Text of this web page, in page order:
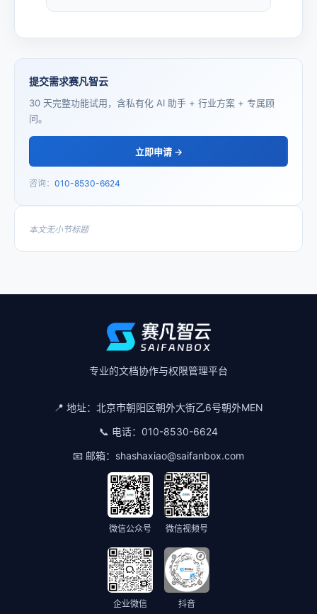
提交需求赛凡智云
30 天完整功能试用，含私有化 AI 助手 + 行业方案 + 专属顾
问。
立即申请 →
咨询： 010-8530-6624
本文无小节标题
专业的文档协作与权限管理平台
📍 地址： 北京市朝阳区朝外大街乙6号朝外MEN
📞 电话： 010-8530-6624
📧 邮箱： shashaxiao@saifanbox.com
微信公众号 微信视频号
企业微信 抖音